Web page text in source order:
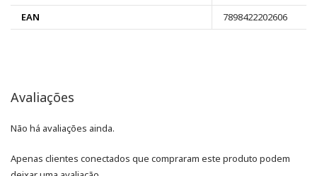
EAN
7898422202606
Avaliações
Não há avaliações ainda.
Apenas clientes conectados que compraram este produto podem